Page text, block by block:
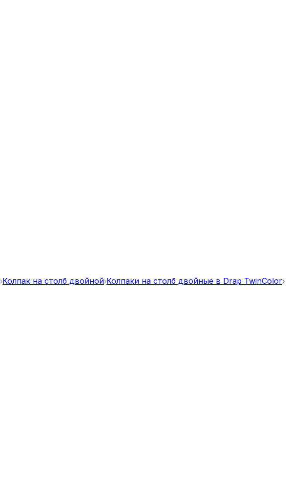
Колпак на столб двoйной Колпаки на столб двойные в Drap TwinColor